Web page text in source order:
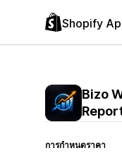
Shopify
Bizo
การกำหนดราคา